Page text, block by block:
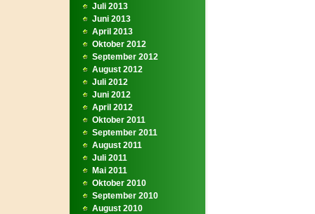
Juli 2013
Juni 2013
April 2013
Oktober 2012
September 2012
August 2012
Juli 2012
Juni 2012
April 2012
Oktober 2011
September 2011
August 2011
Juli 2011
Mai 2011
Oktober 2010
September 2010
August 2010